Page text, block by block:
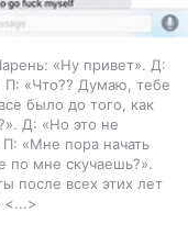
«Ну привет». Д:
П: «Что?? Думаю, тебе
было до того, как
Д: «Но это не
«Мне пора начать
по мне скучаешь?».
после всех этих лет
<...>